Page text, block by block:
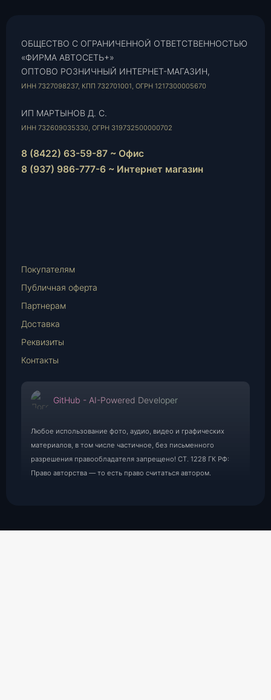
ОБЩЕСТВО С ОГРАНИЧЕННОЙ ОТВЕТСТВЕННОСТЬЮ
«ФИРМА АВТОСЕТЬ+»
ОПТОВО РОЗНИЧНЫЙ ИНТЕРНЕТ-МАГАЗИН,
ИНН 7327098237, КПП 732701001, ОГРН 1217300005670
ИП МАРТЫНОВ Д. С.
ИНН 732609035330, ОГРН 319732500000702
8 (8422) 63-59-87 ~ Офис
8 (937) 986-777-6 ~ Интернет магазин
Mail
Покупателям
Публичная оферта
Партнерам
Доставка
Реквизиты
Контакты
GitHub - AI-Powered Developer
Любое использование фото, аудио, видео и графических
материалов, в том числе частичное, без письменного
разрешения правообладателя запрещено! СТ. 1228 ГК РФ:
Право авторства — то есть право считаться автором.